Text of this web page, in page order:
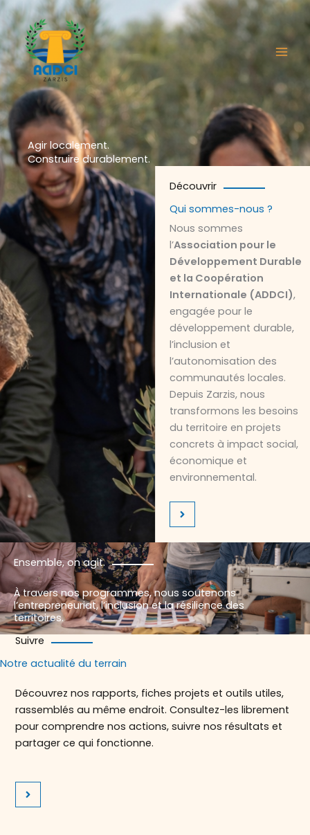
Aller
au
contenu
Agir localement.
Construire durablement.
Ensemble, on agit.
À travers nos programmes, nous soutenons
l’entrepreneuriat, l’inclusion et la résilience des
territoires.
Découvrir
Qui sommes-nous ?
Nous sommes
l’Association pour le
Développement Durable
et la Coopération
Internationale (ADDCI),
engagée pour le
développement durable,
l’inclusion et
l’autonomisation des
communautés locales.
Depuis Zarzis, nous
transformons les besoins
du territoire en projets
concrets à impact social,
économique et
environnemental.
Suivre
Notre actualité du terrain
Découvrez nos rapports, fiches projets et outils utiles,
rassemblés au même endroit. Consultez-les librement
pour comprendre nos actions, suivre nos résultats et
partager ce qui fonctionne.